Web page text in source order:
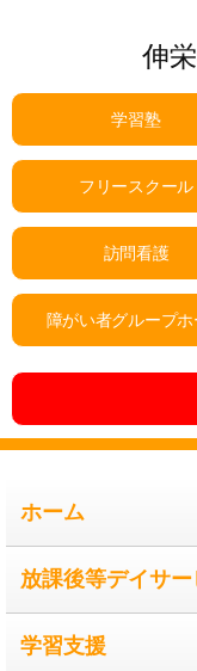
伸
学習塾
フリースクール
訪問看護
障がい者グループホ
ホーム
放課後等デイサ
学習支援